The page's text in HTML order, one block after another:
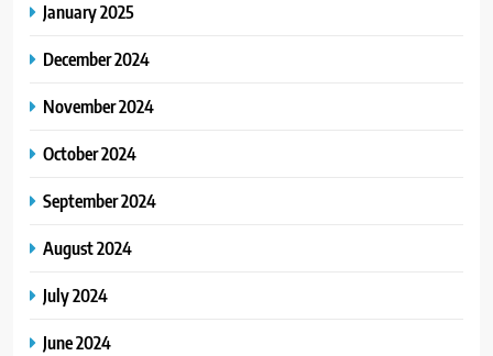
January 2025
December 2024
November 2024
October 2024
September 2024
August 2024
July 2024
June 2024